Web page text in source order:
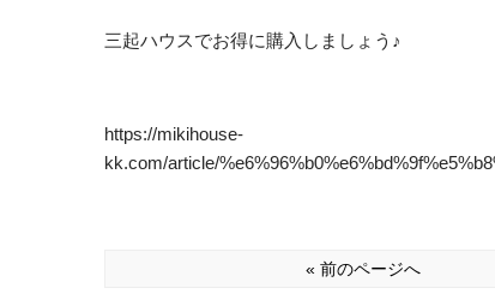
三起ハウスでお得に購入しましょう♪
https://mikihouse-
kk.com/article/
« 前のページへ